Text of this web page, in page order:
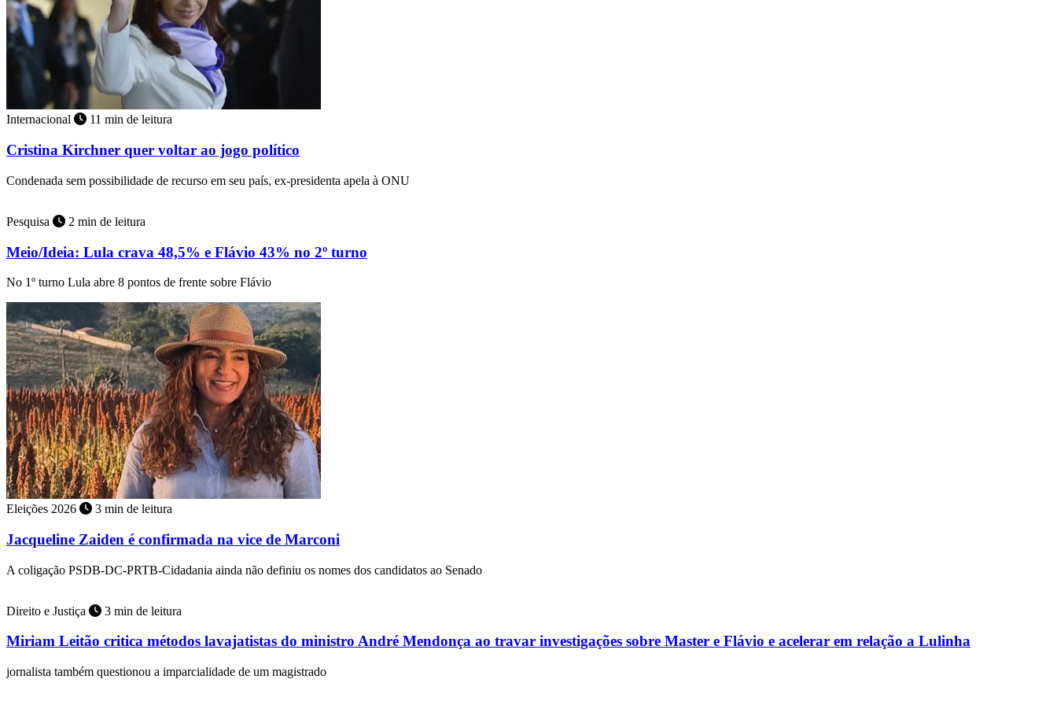
Internacional 11 min de leitura
Cristina Kirchner quer voltar ao jogo político
Condenada sem possibilidade de recurso em seu país, ex-presidenta apela à ONU
Pesquisa 2 min de leitura
Meio/Ideia: Lula crava 48,5% e Flávio 43% no 2º turno
No 1º turno Lula abre 8 pontos de frente sobre Flávio
Eleições 2026 3 min de leitura
Jacqueline Zaiden é confirmada na vice de Marconi
A coligação PSDB-DC-PRTB-Cidadania ainda não definiu os nomes dos candidatos ao Senado
Direito e Justiça 3 min de leitura
Miriam Leitão critica métodos lavajatistas do ministro André Mendonça ao travar investigações sobre Master e Flávio e acelerar em relação a Lulinha
jornalista também questionou a imparcialidade de um magistrado